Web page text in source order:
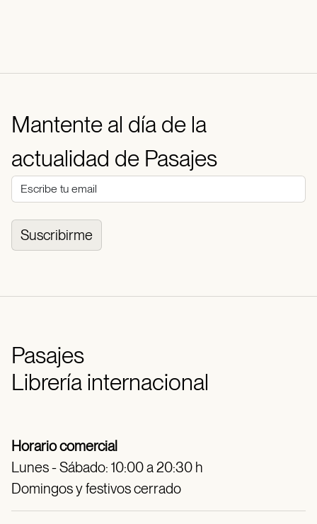
Mantente al día de la
actualidad de Pasajes
Suscribirme
Pasajes
Librería internacional
Horario comercial
Lunes - Sábado: 10:00 a 20:30 h
Domingos y festivos cerrado